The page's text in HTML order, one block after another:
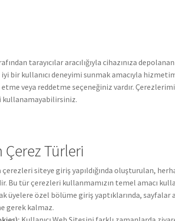
tarayıcılar aracılığıyla cihazınıza
bir kullanıcı deneyimi sunmak amacıyla
veya reddetme seçeneğiniz vardır.
Türleri
siteye giriş yapıldığında oluşturulan,
Bu tür çerezleri kullanmamızın temel amacı
üyelere özel bölüme giriş yaptıklarında, sayfalar
gerek kalmaz.